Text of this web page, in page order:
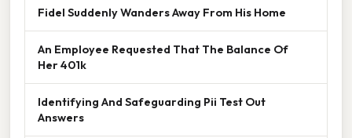
Fidel Suddenly Wanders Away From His Home
An Employee Requested That The Balance Of
Her 401k
Identifying And Safeguarding Pii Test Out
Answers